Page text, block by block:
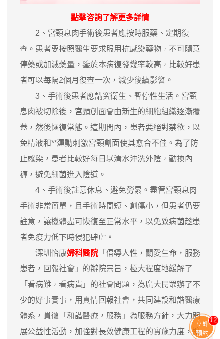
點擊咨詢了解更多詳情
2、宮頸息肉手術後患者應按時服藥、定期復
查。患者要按照醫生要求服用抗感染藥物，不可隨意
停藥或加減藥量，鑒於本病復發幾率較高，比較好患
者可以每隔2個月復查一次，減少後續影響。
3、手術後患者應講究衛生、暫停性生活。宮頸
息肉被切除後，宮頸創面會由新生的細胞組織逐漸覆
蓋，然後恢復常態。這期間內，患者要絕對禁欲，以
免精液和**運動刺激宮頸創面使其愈合不佳。為了防
止感染，患者比較好每日以清水沖洗外陰，勤換內
褲，避免細菌進入陰道。
4、手術後註意休息、避免勞累。盡管宮頸息肉
手術非常簡單，且手術時間短、創傷小，但患者仍要
註意，讓機體盡可恢復至正常水平，以免致病菌趁患
者免疫力低下時侵犯肆虐。
深圳怡康婦科醫院 「倡導人性，關愛生命，服務
患者，回報社會」的辦院宗旨，極大程度地緩解了
「看病難，看病貴」的社會問題，為廣大民眾辦了不
少的好事實事，用真情回報社會，共同建設和諧醫療
體系，貫徹「和諧醫療，服務」為服務方針，大力開
展公益性活動，加強對長效健康工程的實施力度，擴
立即
預約
11